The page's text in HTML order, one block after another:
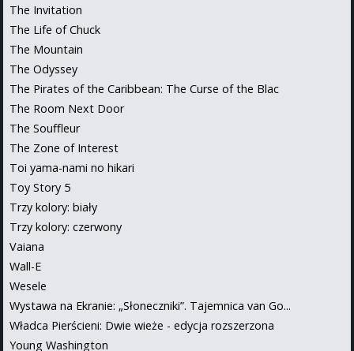
The Invitation
The Life of Chuck
The Mountain
The Odyssey
The Pirates of the Caribbean: The Curse of the Blac
The Room Next Door
The Souffleur
The Zone of Interest
Toi yama-nami no hikari
Toy Story 5
Trzy kolory: biały
Trzy kolory: czerwony
Vaiana
Wall-E
Wesele
Wystawa na Ekranie: „Słoneczniki”. Tajemnica van Go...
Władca Pierścieni: Dwie wieże - edycja rozszerzona
Young Washington